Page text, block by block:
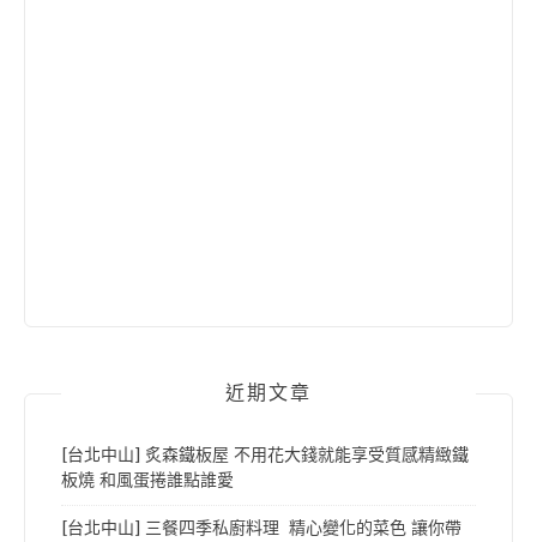
近期文章
[台北中山] 炙森鐵板屋 不用花大錢就能享受質感精緻鐵
板燒 和風蛋捲誰點誰愛
[台北中山] 三餐四季私廚料理 精心變化的菜色 讓你帶